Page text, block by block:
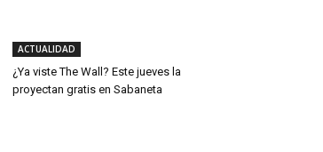
ACTUALIDAD
¿Ya viste The Wall? Este jueves la
proyectan gratis en Sabaneta